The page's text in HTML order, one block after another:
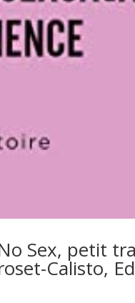
Sex, petit
Calisto,